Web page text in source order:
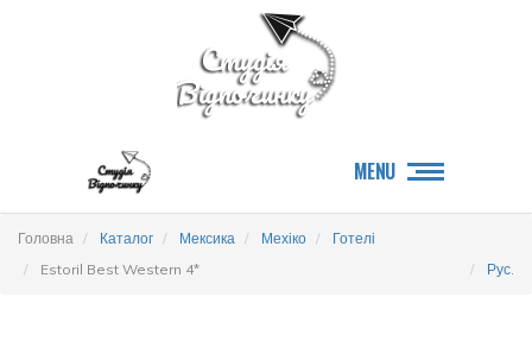
MENU
Головна Каталог Мексика Мехіко
Готелі
Estoril Best Western 4*
Рус.